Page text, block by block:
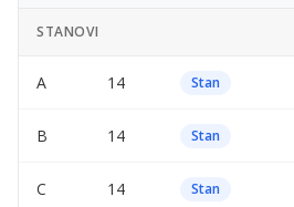
STANOVI
A 14 Stan
B 14 Stan
C 14 Stan